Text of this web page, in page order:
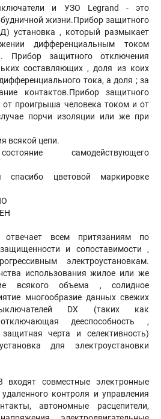
и УЗО Legrand - это
будничной жизни.Прибор защитного
установка , который размыкает
дифференциальным током
Прибор защитного отключения
составляющих , доля из коих
тока, а доля ; за
контактов.Прибор защитного
от проигрыша человека током и от
порчи изоляции или же при
всякой цепи.
самодействующего
спасибо цветовой маркировке
всем притязаниям по
и сопоставимости ,
электроустановкам.
использования жилое или же
всякого объема , солидное
многообразие данных свежих
DX (таких как
дееспособность ,
черта и селективность)
для электроустановки
совместные электронные
контроля и управления
автономные расцепители,